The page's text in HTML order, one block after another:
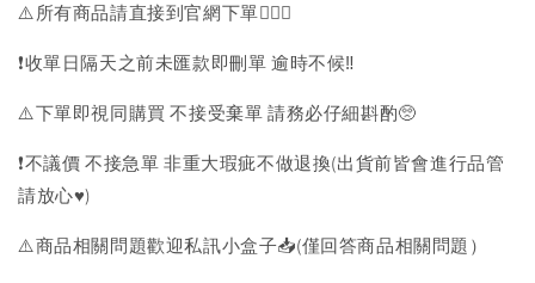
⚠️所有商品請直接到官網下單💁🏻‍♀️
❗️收單日隔天之前未匯款即刪單 逾時不候‼️
⚠️下單即視同購買 不接受棄單 請務必仔細斟酌🥺
❗️不議價 不接急單 非重大瑕疵不做退換(出貨前皆會進行品管
請放心♥️)
⚠️商品相關問題歡迎私訊小盒子📥(僅回答商品相關問題）